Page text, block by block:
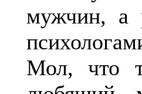
мужчин, а
Мол, что